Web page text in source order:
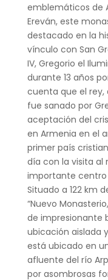
emblemáticos de
Ereván, este
destacado en la
vínculo con San
IV, Gregorio el
durante 13 años
cuenta que el rey,
fue sanado por
aceptación del
en Armenia en el
primer país
día con la visita al
importante centro
Situado a 122 km
“Nuevo
de impresionante
ubicación aislada
está ubicado en
afluente del río
por asombrosas